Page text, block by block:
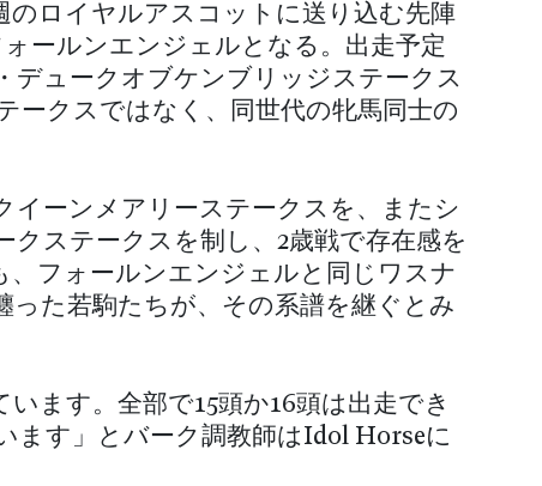
のロイヤルアスコットに送り込む先陣
ールンエンジェルとなる。出走予定
デュークオブケンブリッジステークス
ークスではなく、同世代の牝馬同士の
イーンメアリーステークスを、またシ
クステークスを制し、2歳戦で存在感を
、フォールンエンジェルと同じワスナ
った若駒たちが、その系譜を継ぐとみ
います。全部で15頭か16頭は出走でき
ます」とバーク調教師はIdol Horseに